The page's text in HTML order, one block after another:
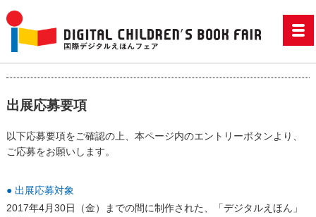
出展応募要項
以下応募要項をご確認の上、本ページ内のエントリーボタンより、
ご応募をお願いします。
● 出展応募対象
2017年4月30日（金）までの間に制作された、「デジタルえほん」